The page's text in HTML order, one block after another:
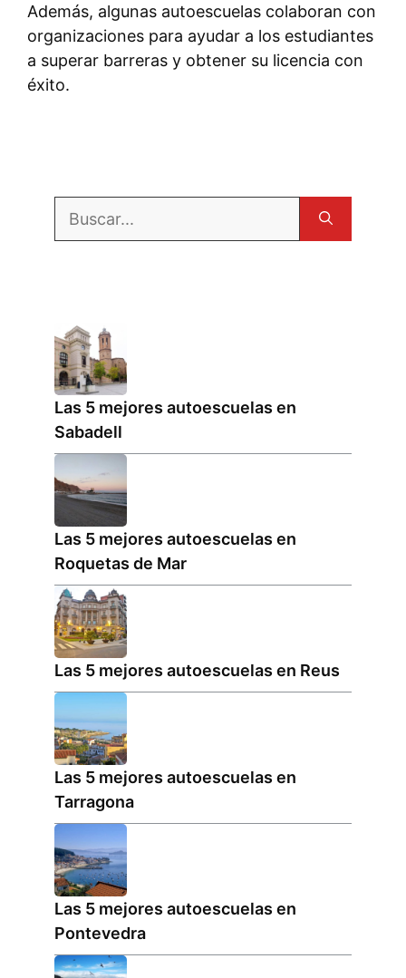
Además, algunas autoescuelas colaboran con
organizaciones para ayudar a los estudiantes
a superar barreras y obtener su licencia con
éxito.
Las 5 mejores autoescuelas en
Sabadell
Las 5 mejores autoescuelas en
Roquetas de Mar
Las 5 mejores autoescuelas en Reus
Las 5 mejores autoescuelas en
Tarragona
Las 5 mejores autoescuelas en
Pontevedra